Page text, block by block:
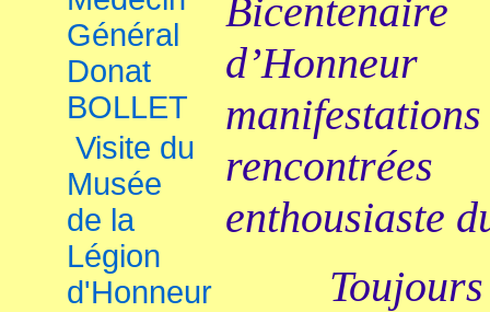
Général
Donat
BOLLET
Visite du
Musée
de la
Légion
d'Honneur
enthousiaste